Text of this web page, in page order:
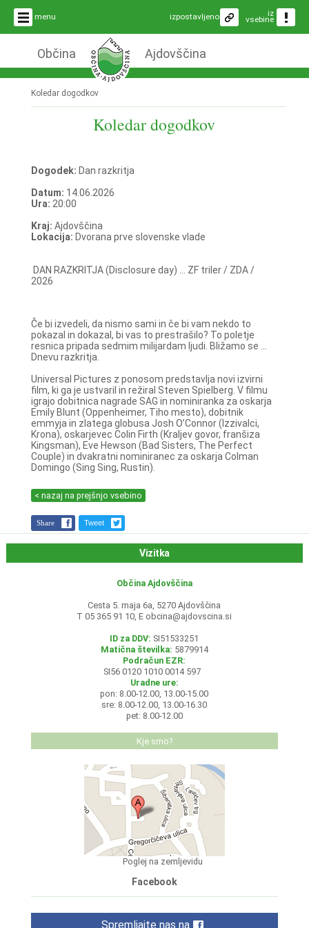
menu iz
vsebine
izpostavljeno
Občina Ajdovščina
Koledar dogodkov
Koledar dogodkov
Dogodek: Dan razkritja
Datum: 14.06.2026
Ura: 20:00
Kraj: Ajdovščina
Lokacija: Dvorana prve slovenske vlade
DAN RAZKRITJA (Disclosure day) ... ZF triler / ZDA /
2026
Če bi izvedeli, da nismo sami in če bi vam nekdo to
pokazal in dokazal, bi vas to prestrašilo? To poletje
resnica pripada sedmim milijardam ljudi. Bližamo se ...
Dnevu razkritja.
Universal Pictures z ponosom predstavlja novi izvirni
film, ki ga je ustvaril in režiral Steven Spielberg. V filmu
igrajo dobitnica nagrade SAG in nominiranka za oskarja
Emily Blunt (Oppenheimer, Tiho mesto), dobitnik
emmyja in zlatega globusa Josh O’Connor (Izzivalci,
Krona), oskarjevec Colin Firth (Kraljev govor, franšiza
Kingsman), Eve Hewson (Bad Sisters, The Perfect
Couple) in dvakratni nominiranec za oskarja Colman
Domingo (Sing Sing, Rustin).
< nazaj na prejšnjo vsebino
Share Tweet
Vizitka
Občina Ajdovščina
Cesta 5. maja 6a, 5270 Ajdovščina
T 05 365 91 10, E obcina@ajdovscina.si
ID za DDV: SI51533251
Matična številka: 5879914
Podračun EZR:
SI56 0120 1010 0014 597
Uradne ure:
pon: 8.00-12.00, 13.00-15.00
sre: 8.00-12.00, 13.00-16.30
pet: 8.00-12.00
Kje smo?
Poglej na zemljevidu
Facebook
Spremljajte nas na